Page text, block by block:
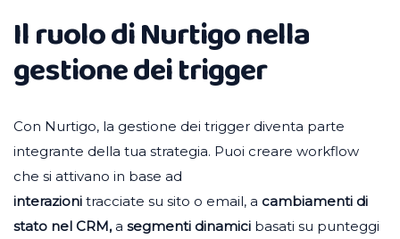
Il ruolo di Nurtigo nella
gestione dei trigger
Con Nurtigo, la gestione dei trigger diventa parte
integrante della tua strategia. Puoi creare workflow
che si attivano in base ad
interazioni tracciate su sito o email, a cambiamenti di
stato nel CRM,a segmenti dinamici basati su punteggi